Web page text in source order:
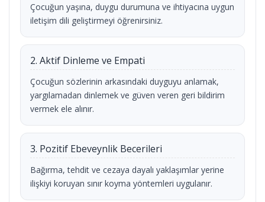
Çocuğun yaşına, duygu durumuna ve ihtiyacına uygun
iletişim dili geliştirmeyi öğrenirsiniz.
2. Aktif Dinleme ve Empati
Çocuğun sözlerinin arkasındaki duyguyu anlamak,
yargılamadan dinlemek ve güven veren geri bildirim
vermek ele alınır.
3. Pozitif Ebeveynlik Becerileri
Bağırma, tehdit ve cezaya dayalı yaklaşımlar yerine
ilişkiyi koruyan sınır koyma yöntemleri uygulanır.